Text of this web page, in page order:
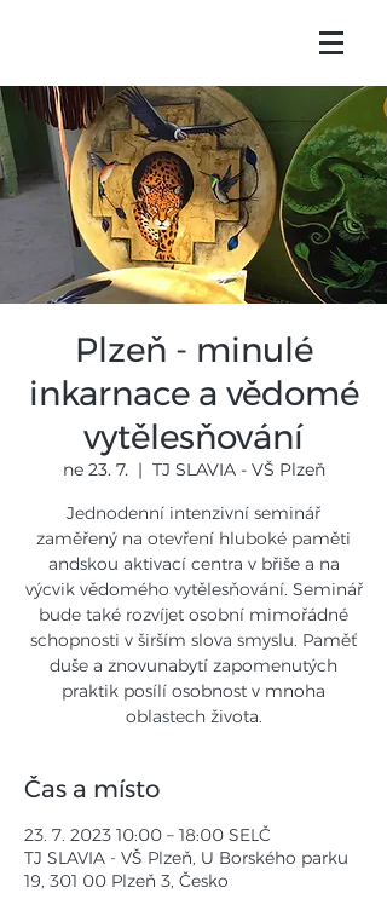
Plzeň - minulé
inkarnace a vědomé
vytělesňování
ne 23. 7.
  |
TJ SLAVIA - VŠ Plzeň
Jednodenní intenzivní seminář
zaměřený na otevření hluboké paměti
andskou aktivací centra v břiše a na
výcvik vědomého vytělesňování. Seminář
bude také rozvíjet osobní mimořádné
schopnosti v širším slova smyslu. Paměť
duše a znovunabytí zapomenutých
praktik posílí osobnost v mnoha
oblastech života.
Čas a místo
23. 7. 2023 10:00 – 18:00 SELČ
TJ SLAVIA - VŠ Plzeň, U Borského parku
19, 301 00 Plzeň 3, Česko